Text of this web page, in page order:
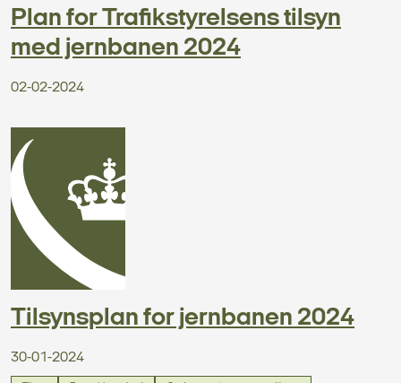
Plan for Trafikstyrelsens tilsyn
med jernbanen 2024
02-02-2024
Tilsynsplan for jernbanen 2024
30-01-2024